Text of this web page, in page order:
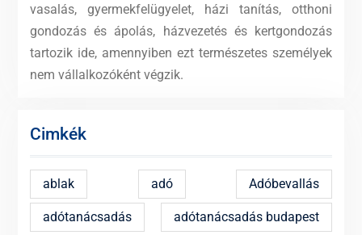
vasalás, gyermekfelügyelet, házi tanítás, otthoni
gondozás és ápolás, házvezetés és kertgondozás
tartozik ide, amennyiben ezt természetes személyek
nem vállalkozóként végzik.
Cimkék
ablak adó Adóbevallás
adótanácsadás adótanácsadás budapest